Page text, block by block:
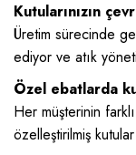
Kutularınızın
Üretim sürecinde
ediyor ve atık
Özel ebatlarda
Her müşterinin
özelleştirilmiş